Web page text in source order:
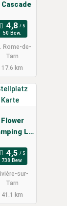
Cascade
50 Bew.
Rome-de-
Tarn
17.6 km
Flower
Le
738 Bew.
sur-
Tarn
41.1 km